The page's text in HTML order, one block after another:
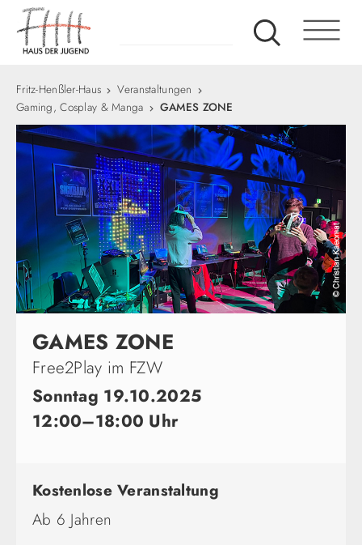
Fritz-Henßler-Haus
Veranstaltungen
Gaming, Cosplay & Manga
GAMES ZONE
GAMES ZONE
Free2Play im FZW
Sonntag 19.10.2025
12:00–18:00 Uhr
Kostenlose Veranstaltung
Ab 6 Jahren